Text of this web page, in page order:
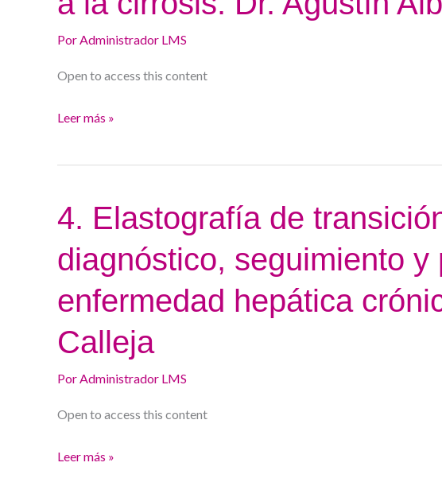
PorAdministrador LMS
Open to access this content
inmune
la
Albillos
Leer más »
4. Elastografía de
diagnóstico, seguimiento y
enfermedad hepática
Calleja
PorAdministrador LMS
Open to access this content
4.
Elastografía
de
transición
en
diagnóstico,
pronóstico
la
Leer más »